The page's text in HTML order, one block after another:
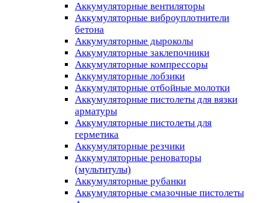
Аккумуляторные вентиляторы
Аккумуляторные виброуплотнители
бетона
Аккумуляторные дыроколы
Аккумуляторные заклепочники
Аккумуляторные компрессоры
Аккумуляторные лобзики
Аккумуляторные отбойные молотки
Аккумуляторные пистолеты для вязки
арматуры
Аккумуляторные пистолеты для
герметика
Аккумуляторные резчики
Аккумуляторные реноваторы
(мультитулы)
Аккумуляторные рубанки
Аккумуляторные смазочные пистолеты